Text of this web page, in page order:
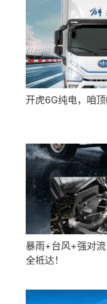
开虎6G纯电，咱
暴雨+台风+强对
全抵达！